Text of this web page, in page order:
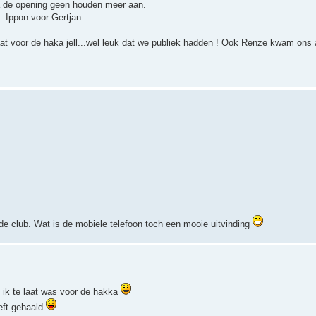
opening geen houden meer aan.
voor Gertjan.
voor de haka jell...wel leuk dat we publiek hadden ! Ook Renze kwam ons
club. Wat is de mobiele telefoon toch een mooie uitvinding
te laat was voor de hakka
gehaald